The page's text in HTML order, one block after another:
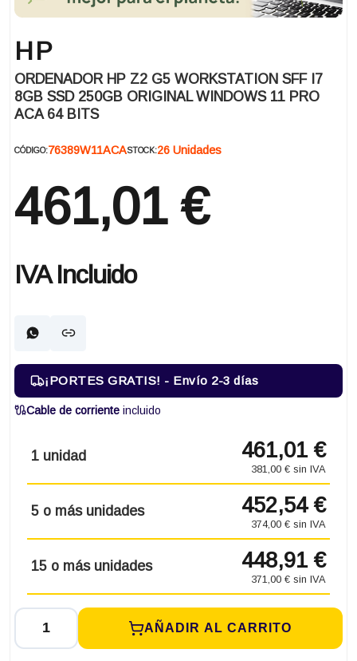
HP
ORDENADOR HP Z2 G5 WORKSTATION SFF I7
8GB SSD 250GB ORIGINAL WINDOWS 11 PRO
ACA 64 BITS
CÓDIGO:76389W11ACASTOCK:26 Unidades
461,01 €
IVA Incluido
¡PORTES GRATIS! - Envío 2-3 días
Cable de corriente incluido
1 unidad 461,01 €
381,00 € sin IVA
5 o más unidades 452,54 €
374,00 € sin IVA
15 o más unidades 448,91 €
371,00 € sin IVA
AÑADIR AL CARRITO